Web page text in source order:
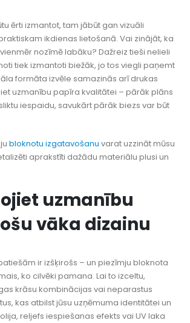
ērti izmantot, tam jābūt gan vizuāli
ikdienas lietošanā. Vai zinājāt, ka
nozīmē labāku? Dažreiz tieši nelieli
tiek izmantoti biežāk, jo tos viegli paņemt
formāta izvēle samazinās arī drukas
uzmanību papīra kvalitātei – pārāk plāns
iespaidu, savukārt pārāk biezs var būt
bloknotu izgatavošanu varat uzzināt mūsu
aprakstīti dažādu materiālu plusi un
uzmanību
vāka dizainu
ir izšķirošs – un piezīmju bloknota
ko cilvēki pamana. Lai to izceltu,
krāsu kombinācijas vai neparastus
kas atbilst jūsu uzņēmuma identitātei un
reljefs iespiešanas efekts vai UV laka